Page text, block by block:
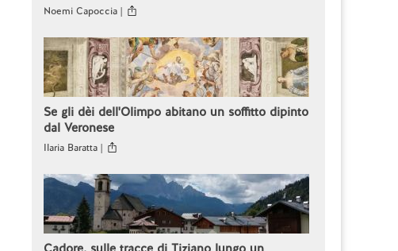
Noemi Capoccia |
Se gli dèi dell'Olimpo abitano un soffitto dipinto
dal Veronese
Ilaria Baratta |